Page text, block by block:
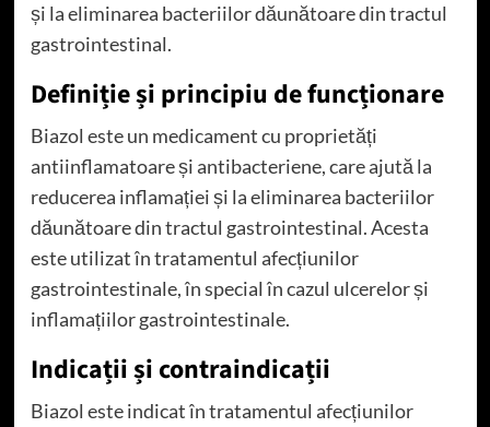
și la eliminarea bacteriilor dăunătoare din tractul
gastrointestinal.
Definiție și principiu de funcționare
Biazol este un medicament cu proprietăți
antiinflamatoare și antibacteriene, care ajută la
reducerea inflamației și la eliminarea bacteriilor
dăunătoare din tractul gastrointestinal. Acesta
este utilizat în tratamentul afecțiunilor
gastrointestinale, în special în cazul ulcerelor și
inflamațiilor gastrointestinale.
Indicații și contraindicații
Biazol este indicat în tratamentul afecțiunilor